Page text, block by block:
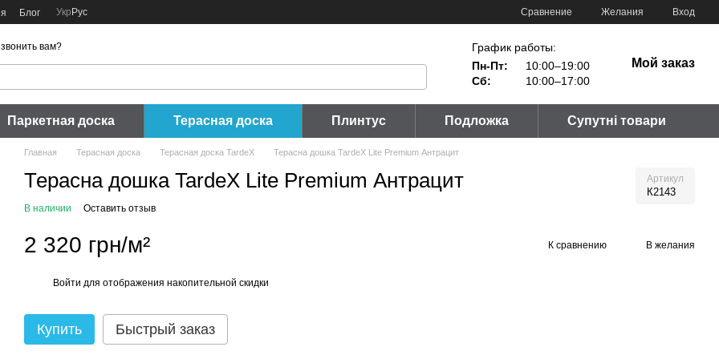
Блог Укр Рус Сравнение Желания Вход
вам?
График работы:
Пн-Пт:
10:00–19:00
Сб:
10:00–17:00
Мой заказ
Паркетная доска Терасная доска Плинтус Подложка Супутні товари
Главная Терасная доска Терасная доска TardeX Терасна дошка TardeX Lite Premium Антрацит
Терасна дошка TardeX Lite Premium Антрацит Артикул
К2143
В наличии Оставить отзыв
2 320 грн/м² К сравнению В желания
Войти для отображения накопительной скидки
Купить Быстрый заказ